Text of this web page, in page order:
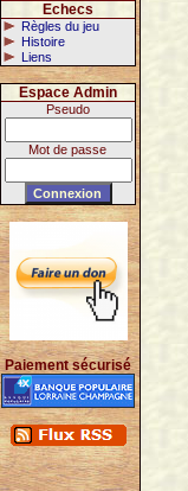
Echecs
Règles du jeu
Histoire
Liens
Espace Admin
Pseudo
Mot de passe
Paiement sécurisé